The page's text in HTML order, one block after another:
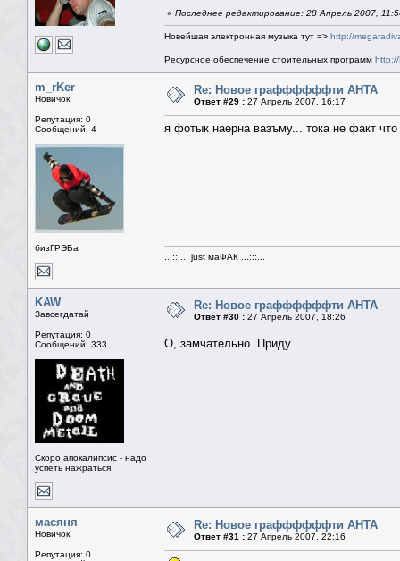
« Последнее редактирование: 28 Апрель 2007,
Новейшая электронная музыка тут => http://
Ресурсное обеспечение стоительных программ http://
m_rKer
Новичок
Репутация: 0
Сообщений: 4
бизГРЭБа
Re: Новое граффффффти АНТА
Ответ #29 : 27 Апрель 2007, 16:17
я фотык наерна вазъму... тока не факт
...:::... just маФАК ...:::...
KAW
Завсегдатай
Репутация: 0
Сообщений: 333
Скоро апокалипсис - надо
успеть нажраться.
Re: Новое граффффффти АНТА
Ответ #30 : 27 Апрель 2007, 18:26
О, замчательно. Приду.
масяня
Новичок
Репутация: 0
Re: Новое граффффффти АНТА
Ответ #31 : 27 Апрель 2007, 22:16